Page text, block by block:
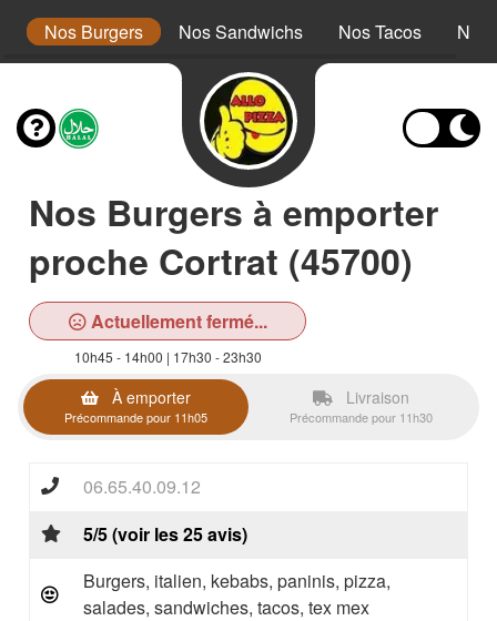
Nos Burgers Nos Sandwichs Nos Tacos Nos
Nos Burgers à emporter
proche Cortrat (45700)
Actuellement fermé...
10h45 - 14h00 | 17h30 - 23h30
À emporter
Précommande pour 11h05
Livraison
Précommande pour 11h30
06.65.40.09.12
5/5 (voir les 25 avis)
Burgers, italien, kebabs, paninis, pizza,
salades, sandwiches, tacos, tex mex